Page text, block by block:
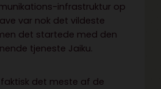
infrastruktur op
var nok det vildeste
det startede med den
tjeneste Jaiku.
det meste af de